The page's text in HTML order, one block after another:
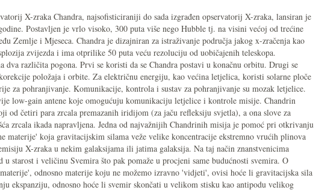
X-zraka Chandra, najsofisticiraniji do sada izgrađen opservatorij X-zraka, lansiran je
Postavljen je vrlo visoko, 300 puta više nego Hubble tj. na visini većoj od trećine
Zemlje i Mjeseca. Chandra je dizajniran za istraživanje područja jakog x-zračenja kao
zvijezda i ima otprilike 50 puta veću rezoluciju od uobičajenih teleskopa.
dva različita pogona. Prvi se koristi da se Chandra postavi u konačnu orbitu. Drugi se
položaja i orbite. Za električnu energiju, kao većina letjelica, koristi solarne ploče
za pohranjivanje. Komunikacije, kontrola i sustav za pohranjivanje su mozak letjelice.
low-gain antene koje omogućuju komunikaciju letjelice i kontrole misije. Chandrin
od četiri para zrcala premazanih iridijom (za jaču refleksiju svjetla), a ona slove za
zrcala ikada napravljena. Jedna od najvažnijih Chandrinih misija je pomoć pri otkrivanju
materije' koja gravitacijskim silama veže velike koncentracije ekstremno vrućih plinova
X-zraka u nekim galaksijama ili jatima galaksija. Na taj način znanstvenicima
u starost i veličinu Svemira što pak pomaže u procjeni same budućnosti svemira. O
odnosno materije koju ne možemo izravno 'vidjeti', ovisi hoće li gravitacijska sila
ekspanziju, odnosno hoće li svemir skončati u velikom stisku kao antipodu velikog